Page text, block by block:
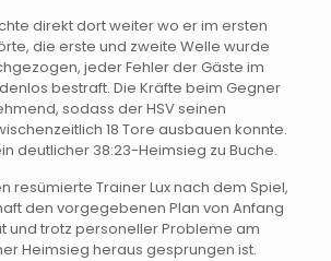
direkt dort weiter wo er im ersten
die erste und zweite Welle wurde
jeder Fehler der Gäste im
bestraft. Die Kräfte beim Gegner
sodass der HSV seinen
18 Tore ausbauen konnte.
deutlicher 38:23-Heimsieg zu Buche.
resümierte Trainer Lux nach dem Spiel,
den vorgegebenen Plan von Anfang
und trotz personeller Probleme am
Heimsieg heraus gesprungen ist.